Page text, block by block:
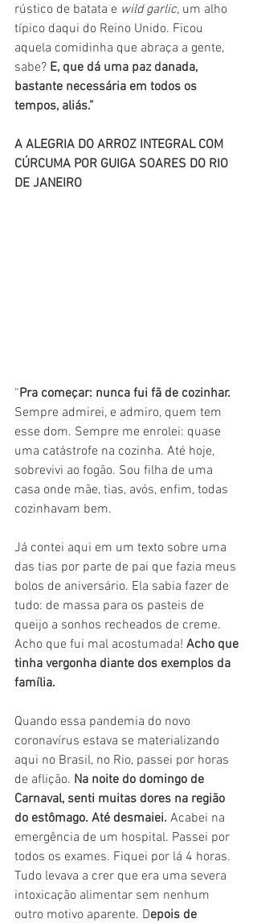
rústico de batata e wild garlic, um alho
típico daqui do Reino Unido. Ficou
aquela comidinha que abraça a gente,
sabe? E, que dá uma paz danada,
bastante necessária em todos os
tempos, aliás.”
A ALEGRIA DO ARROZ INTEGRAL COM
CÚRCUMA POR GUIGA SOARES DO RIO
DE JANEIRO
“Pra começar: nunca fui fã de cozinhar.
Sempre admirei, e admiro, quem tem
esse dom. Sempre me enrolei: quase
uma catástrofe na cozinha. Até hoje,
sobrevivi ao fogão. Sou filha de uma
casa onde mãe, tias, avós, enfim, todas
cozinhavam bem.
Já contei aqui em um texto sobre uma
das tias por parte de pai que fazia meus
bolos de aniversário. Ela sabia fazer de
tudo: de massa para os pasteis de
queijo a sonhos recheados de creme.
Acho que fui mal acostumada! Acho que
tinha vergonha diante dos exemplos da
família.
Quando essa pandemia do novo
coronavírus estava se materializando
aqui no Brasil, no Rio, passei por horas
de aflição. Na noite do domingo de
Carnaval, senti muitas dores na região
do estômago. Até desmaiei. Acabei na
emergência de um hospital. Passei por
todos os exames. Fiquei por lá 4 horas.
Tudo levava a crer que era uma severa
intoxicação alimentar sem nenhum
outro motivo aparente. Depois de